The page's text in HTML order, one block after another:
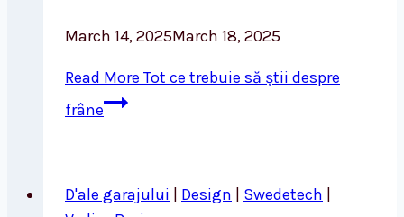
March 14, 2025March 18, 2025
Read More Tot ce trebuie să știi despre
frâne
D'ale garajului Design Swedetech